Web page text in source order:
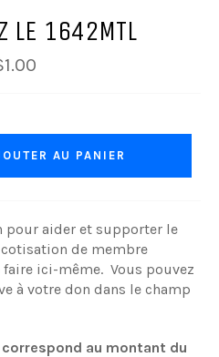
LE 1642MTL
AU PANIER
pour aider et supporter le
cotisation de membre
ici-même. Vous pouvez
à votre don dans le champ
au montant du